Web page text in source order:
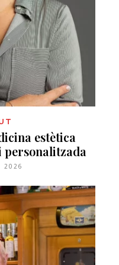
estètica
2026